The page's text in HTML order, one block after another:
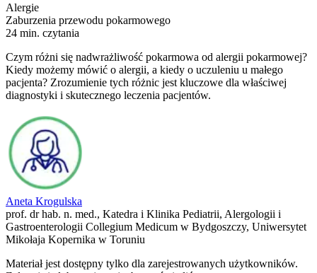
Alergie
Zaburzenia przewodu pokarmowego
24 min. czytania
Czym różni się nadwrażliwość pokarmowa od alergii pokarmowej?
Kiedy możemy mówić o alergii, a kiedy o uczuleniu u małego
pacjenta? Zrozumienie tych różnic jest kluczowe dla właściwej
diagnostyki i skutecznego leczenia pacjentów.
Aneta Krogulska
prof. dr hab. n. med., Katedra i Klinika Pediatrii, Alergologii i
Gastroenterologii Collegium Medicum w Bydgoszczy, Uniwersytet
Mikołaja Kopernika w Toruniu
Materiał jest dostępny tylko dla zarejestrowanych użytkowników.